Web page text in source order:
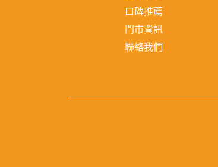
口碑推薦
門市資訊
聯絡我們